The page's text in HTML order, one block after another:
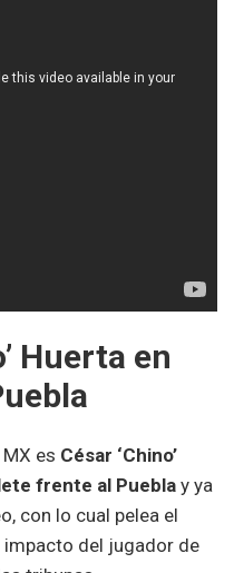
Huerta en
es César ‘Chino’
frente al Pueblay ya
con lo cual pelea el
del jugador de